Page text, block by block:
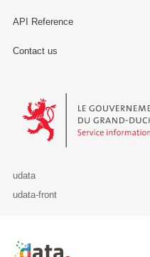
API Reference
Contact us
Le Gouvernement du
udata
udata-front
Retour à l'accueil de